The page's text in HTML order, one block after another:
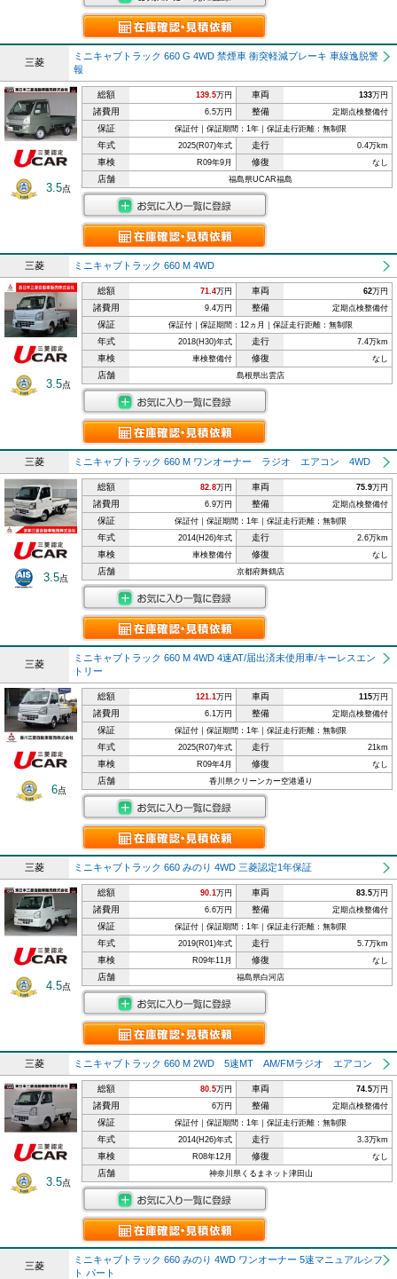
三菱
ミニキャブトラック 660 G 4WD 禁煙車 衝突軽減ブレーキ 車線逸脱警
報
3.5点
総額 139.5万円 車両 133万円
諸費用 6.5万円 整備 定期点検整備付
保証 保証付｜保証期間：1年｜保証走行距離：無制限
年式 2025(R07)年式 走行 0.4万km
車検 R09年9月 修復 なし
店舗 福島県UCAR福島
三菱 ミニキャブトラック 660 M 4WD
3.5点
総額 71.4万円 車両 62万円
諸費用 9.4万円 整備 定期点検整備付
保証 保証付｜保証期間：12ヵ月｜保証走行距離：無制限
年式 2018(H30)年式 走行 7.4万km
車検 車検整備付 修復 なし
店舗 島根県出雲店
三菱 ミニキャブトラック 660 M ワンオーナー ラジオ エアコン 4WD
3.5点
総額 82.8万円 車両 75.9万円
諸費用 6.9万円 整備 定期点検整備付
保証 保証付｜保証期間：1年｜保証走行距離：無制限
年式 2014(H26)年式 走行 2.6万km
車検 車検整備付 修復 なし
店舗 京都府舞鶴店
三菱
ミニキャブトラック 660 M 4WD 4速AT/届出済未使用車/キーレスエン
トリー
6点
総額 121.1万円 車両 115万円
諸費用 6.1万円 整備 定期点検整備付
保証 保証付｜保証期間：1年｜保証走行距離：無制限
年式 2025(R07)年式 走行 21km
車検 R09年4月 修復 なし
店舗 香川県クリーンカー空港通り
三菱 ミニキャブトラック 660 みのり 4WD 三菱認定1年保証
4.5点
総額 90.1万円 車両 83.5万円
諸費用 6.6万円 整備 定期点検整備付
保証 保証付｜保証期間：1年｜保証走行距離：無制限
年式 2019(R01)年式 走行 5.7万km
車検 R09年11月 修復 なし
店舗 福島県白河店
三菱 ミニキャブトラック 660 M 2WD 5速MT AM/FMラジオ エアコン
3.5点
総額 80.5万円 車両 74.5万円
諸費用 6万円 整備 定期点検整備付
保証 保証付｜保証期間：1年｜保証走行距離：無制限
年式 2014(H26)年式 走行 3.3万km
車検 R08年12月 修復 なし
店舗 神奈川県くるまネット津田山
三菱
ミニキャブトラック 660 みのり 4WD ワンオーナー 5速マニュアルシフ
ト パート